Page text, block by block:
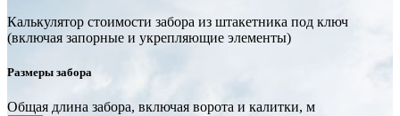
Калькулятор стоимости забора из штакетника под ключ
(включая запорные и укрепляющие элементы)
Размеры забора
Общая длина забора, включая ворота и калитки, м